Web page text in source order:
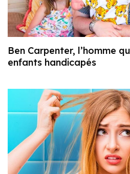
Ben Carpenter, l’homme
enfants handicapés